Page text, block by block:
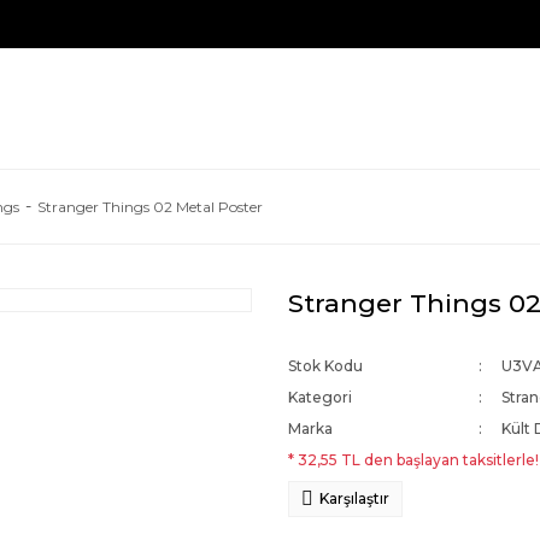
Stranger Things 02 Metal Poster
Stranger Things
Stok Kodu
Kategori
Marka
Kült
* 32,55 TL den başlayan taksitlerle!
Karşılaştır